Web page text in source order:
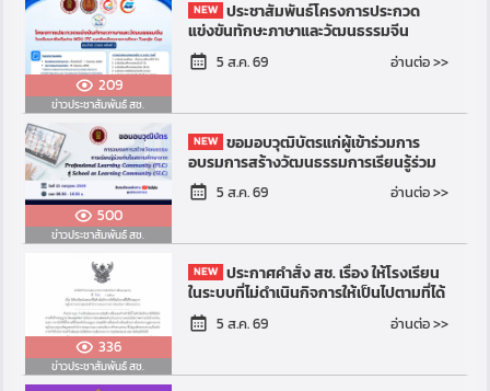
209
ข่าวประชาสัมพันธ์ สช.
ประชาสัมพันธ์โครงการประกวด
แข่งขันทักษะภาษาและวัฒนธรรมจีน
โรงเรียนภาคีเครือข่าย MOU และ JTC และ
พันธมิตรทางการศึกษา ประจำป...
5 ส.ค. 69 อ่านต่อ >>
500
ข่าวประชาสัมพันธ์ สช.
ขอมอบวุฒิบัตรแก่ผู้เข้าร่วมการ
อบรมการสร้างวัฒนธรรมการเรียนรู้ร่วม
กันในสถานศึกษาจาก Professional
Learning Community (PLC)...
5 ส.ค. 69 อ่านต่อ >>
336
ข่าวประชาสัมพันธ์ สช.
ประกาศคำสั่ง สช. เรื่อง ให้โรงเรียน
ในระบบที่ไม่ดำเนินกิจการให้เป็นไปตามที่ได้
รับอนุญาต อยู่ในความควบคุมของ
สำนักงานคณะกรร...
5 ส.ค. 69 อ่านต่อ >>